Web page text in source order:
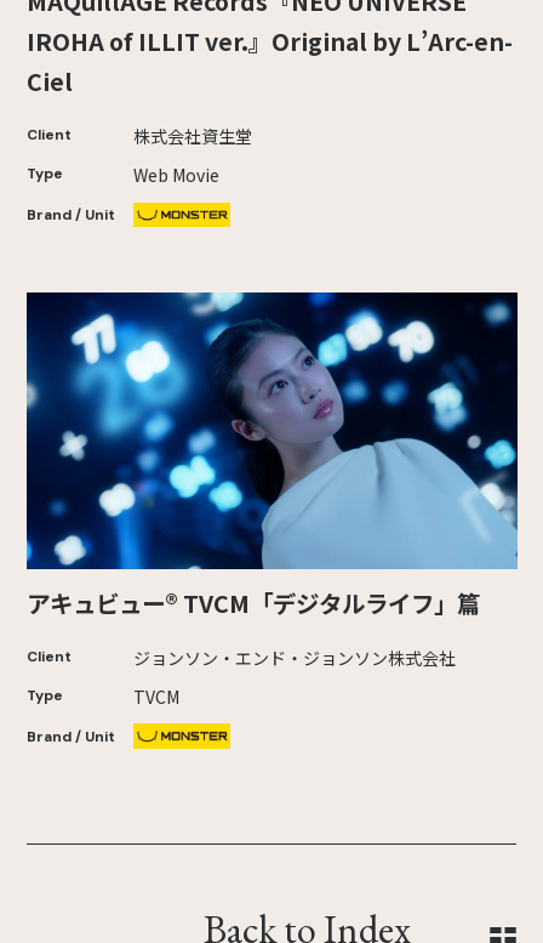
IROHA of ILLIT ver.』Original by L’Arc-en-
Ciel
Client 株式会社資生堂
Type Web Movie
Brand / Unit
アキュビュー® TVCM「デジタルライフ」篇
Client ジョンソン・エンド・ジョンソン株式会社
Type TVCM
Brand / Unit
Back to Index